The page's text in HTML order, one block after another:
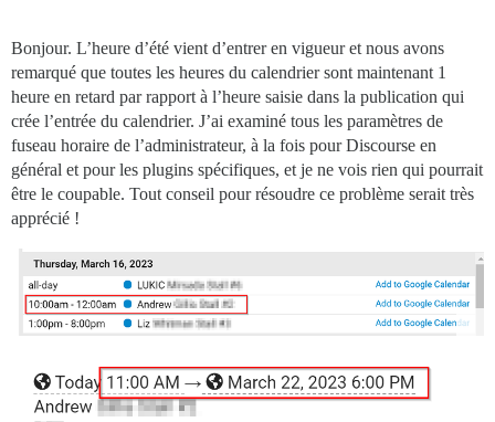
Bonjour. L’heure d’été vient d’entrer en vigueur et nous avons
remarqué que toutes les heures du calendrier sont maintenant 1
heure en retard par rapport à l’heure saisie dans la publication qui
crée l’entrée du calendrier. J’ai examiné tous les paramètres de
fuseau horaire de l’administrateur, à la fois pour Discourse en
général et pour les plugins spécifiques, et je ne vois rien qui pourrait
être le coupable. Tout conseil pour résoudre ce problème serait très
apprécié !